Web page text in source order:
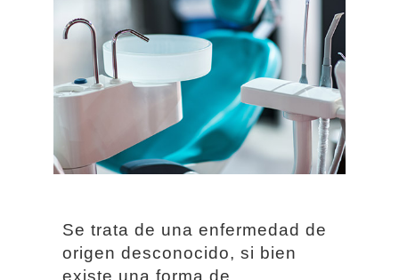
Se trata de una enfermedad de
origen desconocido, si bien
existe una forma de